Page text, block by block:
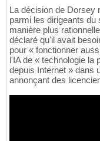
La décision de Dorsey
parmi les dirigeants du
manière plus
déclaré qu'il avait
pour « fonctionner
l'IA de « technologie la
depuis Internet » dans
annonçant des